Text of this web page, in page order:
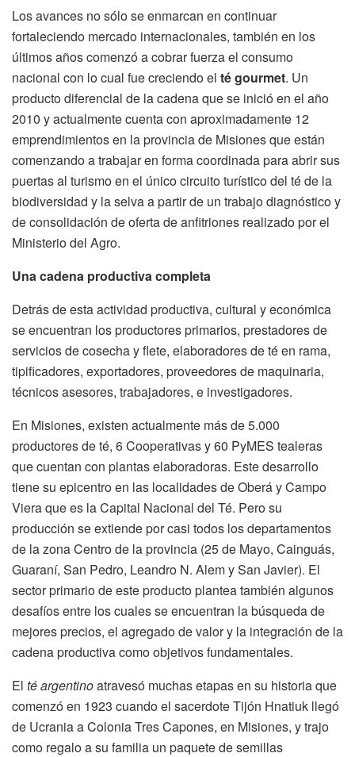
Los avances no sólo se enmarcan en continuar
fortaleciendo mercado internacionales, también en los
últimos años comenzó a cobrar fuerza el consumo
nacional con lo cual fue creciendo el tégourmet. Un
producto diferencial de la cadena que se inició en el año
2010 y actualmente cuenta con aproximadamente 12
emprendimientos en la provincia de Misiones que están
comenzando a trabajar en forma coordinada para abrir sus
puertas al turismo en el único circuito turístico del té de la
biodiversidad y la selva a partir de un trabajo diagnóstico y
de consolidación de oferta de anfitriones realizado por el
Ministerio del Agro.
Una cadena productiva completa
Detrás de esta actividad productiva, cultural y económica
se encuentran los productores primarios, prestadores de
servicios de cosecha y flete, elaboradores de té en rama,
tipificadores, exportadores, proveedores de maquinaria,
técnicos asesores, trabajadores, e investigadores.
En Misiones, existen actualmente más de 5.000
productores de té, 6 Cooperativas y 60 PyMES tealeras
que cuentan con plantas elaboradoras. Este desarrollo
tiene su epicentro en las localidades de Oberá y Campo
Viera que es la Capital Nacional del Té. Pero su
producción se extiende por casi todos los departamentos
de la zona Centro de la provincia (25 de Mayo, Cainguás,
Guaraní, San Pedro, Leandro N. Alem y San Javier). El
sector primario de este producto plantea también algunos
desafíos entre los cuales se encuentran la búsqueda de
mejores precios, el agregado de valor y la integración de la
cadena productiva como objetivos fundamentales.
El té argentinoatravesó muchas etapas en su historia que
comenzó en 1923 cuando el sacerdote Tijón Hnatiuk llegó
de Ucrania a Colonia Tres Capones, en Misiones, y trajo
como regalo a su familia un paquete de semillas